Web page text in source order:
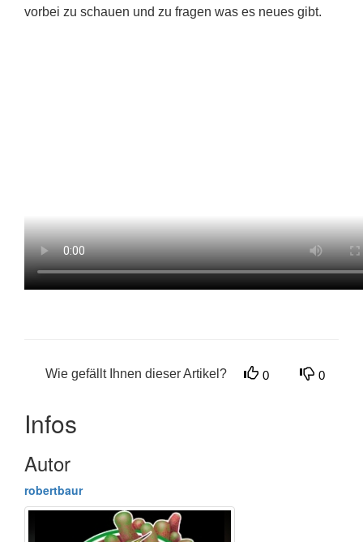
vorbei zu schauen und zu fragen was es neues gibt.
Wie gefällt Ihnen dieser Artikel? 0 0
Infos
Autor
robertbaur